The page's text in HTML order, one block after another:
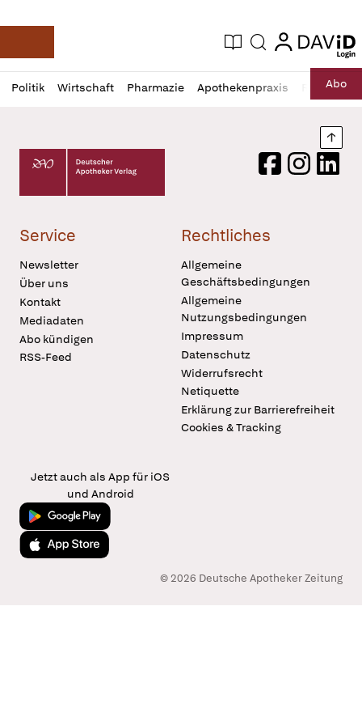
Deutsche Apotheker Zeitung
Aktuelle Ausgabe
Suche login
login
Politik Wirtschaft Pharmazie Apothekenpraxis RechtAbo
Profil
öffnen
Daz
Pur
Deutscher Apotheker Verlag Logo
FacebookInstagram
Service
Newsletter
Über uns
Kontakt
Mediadaten
Abo kündigen
RSS-Feed
Rechtliches
Allgemeine
Geschäftsbedingungen
Allgemeine
Nutzungsbedingungen
Impressum
Datenschutz
Widerrufsrecht
Netiquette
Erklärung zur Barrierefreiheit
Cookies & Tracking
Jetzt auch als App für iOS
und Android
Jetzt bei Google Play
Laden im App Store
© 2026 Deutsche Apotheker Zeitung